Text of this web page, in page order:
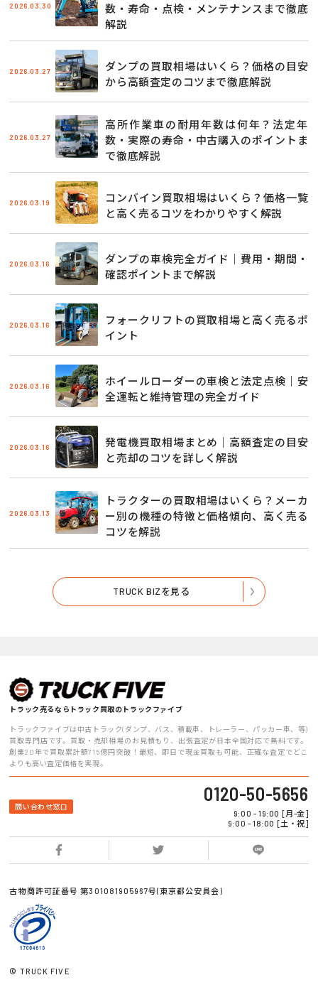
2026.03.30
数・寿命・点検・メンテナンスまで徹底
解説
2026.03.27
ダンプの買取相場はいくら？価格の目安
から高額査定のコツまで徹底解説
2026.03.27
高所作業車の耐用年数は何年？法定年
数・実際の寿命・中古購入のポイントま
で徹底解説
2026.03.19
コンバイン買取相場はいくら？価格一覧
と高く売るコツをわかりやすく解説
2026.03.16
ダンプの車検完全ガイド｜費用・期間・
確認ポイントまで解説
2026.03.16
フォークリフトの買取相場と高く売るポ
イント
2026.03.16
ホイールローダーの車検と法定点検｜安
全運転と維持管理の完全ガイド
2026.03.16
発電機買取相場まとめ｜高額査定の目安
と売却のコツを詳しく解説
2026.03.13
トラクターの買取相場はいくら？メーカ
ー別の機種の特徴と価格傾向、高く売る
コツを解説
TRUCK BIZを見る
トラック売るならトラック買取のトラックファイブ
トラックファイブは中古トラック(ダンプ、バス、積載車、トレーラー、パッカー車、等)
買取専門店です。買取・売却相場のお見積もり、出張査定が日本全国対応で無料です。
創業20年で買取累計額715億円突破！最短、即日で現金買取も可能、正確な査定でどこ
よりも高い査定価格を実現。
問い合わせ窓口
0120-50-5656
9:00 - 19:00 [月-金]
9:00 - 18:00 [土・祝]
古物商許可証番号 第301081905967号(東京都公安員会)
© TRUCK FIVE